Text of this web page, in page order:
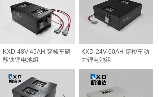
KXD-48V-45AH 穿梭车磷
酸铁锂电池组
KXD-24V-60AH 穿梭车动
力锂电池组